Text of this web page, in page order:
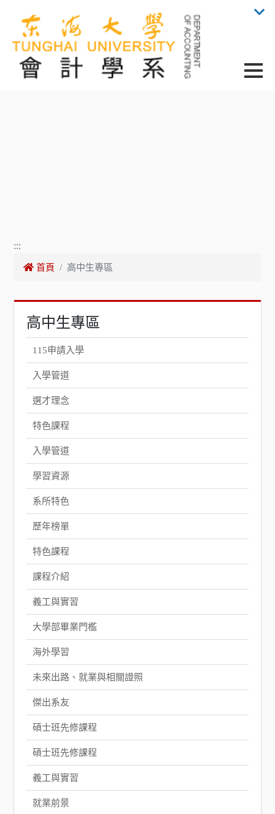
Toggle
:::
首頁 高中生專區
高中生專區
115申請入學
入學管道
選才理念
特色課程
入學管道
學習資源
系所特色
歷年榜單
特色課程
課程介紹
義工與實習
大學部畢業門檻
海外學習
未來出路、就業與相關證照
傑出系友
碩士班先修課程
碩士班先修課程
義工與實習
就業前景